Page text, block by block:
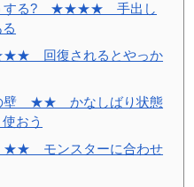
うする? ★★★★ 手出し
回復されるとやっか
壁 ★★ かなしばり状態
おう
★★ モンスターに合わせ